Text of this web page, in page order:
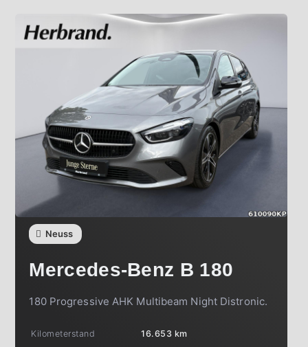
Neuss
Mercedes-Benz B 180
180 Progressive AHK Multibeam Night Distronic.
Kilometerstand
16.653 km